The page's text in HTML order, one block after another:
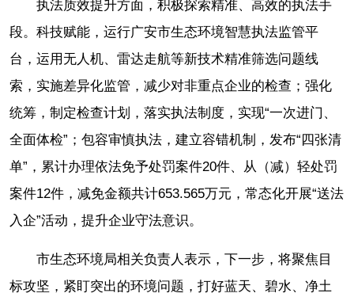
执法质效提升方面，积极探索精准、高效的执法手
段。科技赋能，运行广安市生态环境智慧执法监管平
台，运用无人机、雷达走航等新技术精准筛选问题线
索，实施差异化监管，减少对非重点企业的检查；强化
统筹，制定检查计划，落实执法制度，实现“一次进门、
全面体检”；包容审慎执法，建立容错机制，发布“四张清
单”，累计办理依法免予处罚案件20件、从（减）轻处罚
案件12件，减免金额共计653.565万元，常态化开展“送法
入企”活动，提升企业守法意识。
市生态环境局相关负责人表示，下一步，将聚焦目
标攻坚，紧盯突出的环境问题，打好蓝天、碧水、净土